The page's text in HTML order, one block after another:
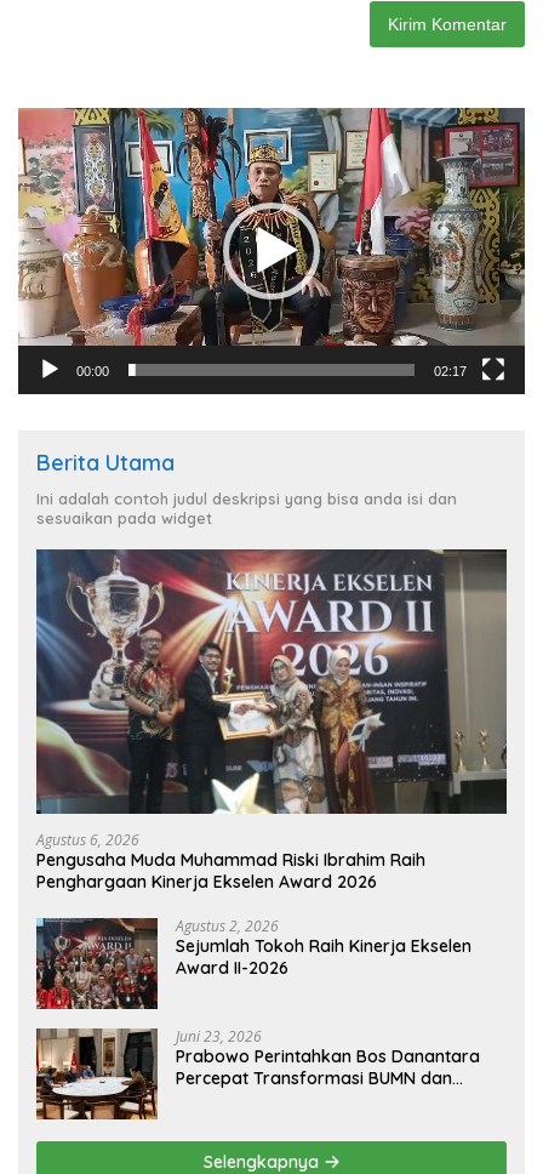
Pemutar
Video
00:00 02:17
Berita Utama
Ini adalah contoh judul deskripsi yang bisa anda isi dan
sesuaikan pada widget
Agustus 6, 2026
Pengusaha Muda Muhammad Riski Ibrahim Raih
Penghargaan Kinerja Ekselen Award 2026
Agustus 2, 2026
Sejumlah Tokoh Raih Kinerja Ekselen
Award II-2026
Juni 23, 2026
Prabowo Perintahkan Bos Danantara
Percepat Transformasi BUMN dan
Selengkapnya